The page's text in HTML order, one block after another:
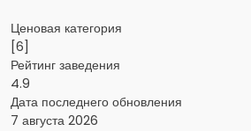
Ценовая категория
[6]
Рейтинг заведения
4.9
Дата последнего обновления
7 августа 2026